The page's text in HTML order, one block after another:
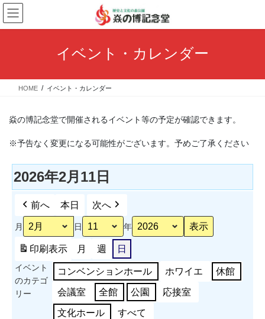
コ
ン
テ
ス
ナ
ビ
ゲ
ン
イベント・カレンダー
HOME イベント・カレンダー
焱の博記念堂で開催されるイベント等の予定が確認できます。
※予告なく変更になる可能性がございます。予めご了承ください
2026年2月11日
前へ 本日 次へ
月 日 年
印刷表示 月 週 日
イベント
のカテゴ
リー
コンベンションホール ホワイエ 休館
会議室 全館 公園 応接室
文化ホール すべて